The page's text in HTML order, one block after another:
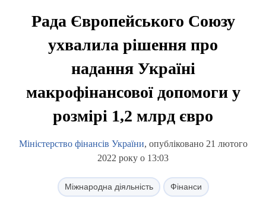
Рада Європейського Союзу
ухвалила рішення про
надання Україні
макрофінансової допомоги у
розмірі 1,2 млрд євро
Міністерство фінансів України, опубліковано 21 лютого
2022 року о 13:03
Міжнародна діяльність Фінанси